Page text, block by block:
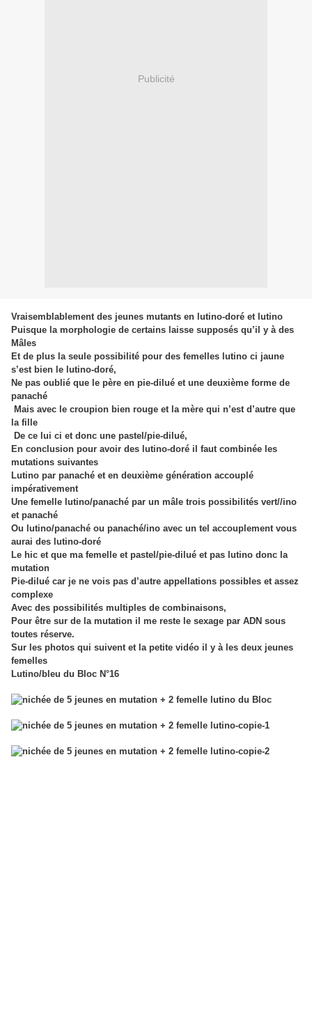
Publicité
Vraisemblablement des jeunes mutants en lutino-doré et lutino
Puisque la morphologie de certains laisse supposés qu’il y à des
Mâles
Et de plus la seule possibilité pour des femelles lutino ci jaune
s’est bien le lutino-doré,
Ne pas oublié que le père en pie-dilué et une deuxième forme de
panaché
Mais avec le croupion bien rouge et la mère qui n’est d’autre que
la fille
De ce lui ci et donc une pastel/pie-dilué,
En conclusion pour avoir des lutino-doré il faut combinée les
mutations suivantes
Lutino par panaché et en deuxième génération accouplé
impérativement
Une femelle lutino/panaché par un mâle trois possibilités vert//ino
et panaché
Ou lutino/panaché ou panaché/ino avec un tel accouplement vous
aurai des lutino-doré
Le hic et que ma femelle et pastel/pie-dilué et pas lutino donc la
mutation
Pie-dilué car je ne vois pas d’autre appellations possibles et assez
complexe
Avec des possibilités multiples de combinaisons,
Pour être sur de la mutation il me reste le sexage par ADN sous
toutes réserve.
Sur les photos qui suivent et la petite vidéo il y à les deux jeunes
femelles
Lutino/bleu du Bloc N°16